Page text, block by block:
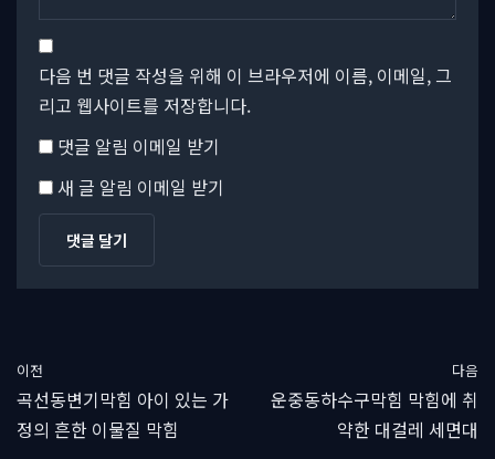
다음 번 댓글 작성을 위해 이 브라우저에 이름, 이메일, 그
리고 웹사이트를 저장합니다.
댓글 알림 이메일 받기
새 글 알림 이메일 받기
이전
곡선동변기막힘 아이 있는 가
정의 흔한 이물질 막힘
다음
운중동하수구막힘 막힘에 취
약한 대걸레 세면대